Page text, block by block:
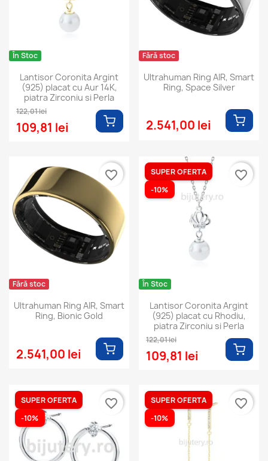
În Stoc
Lantisor Coronita Argint
(925) placat cu Aur 14K,
piatra Zirconiu si Perla
122,01 lei
109,81 lei
Fără stoc
Ultrahuman Ring AIR, Smart
Ring, Space Silver
2.541,00 lei
Fără stoc
Ultrahuman Ring AIR, Smart
Ring, Bionic Gold
2.541,00 lei
favorite_border
În Stoc
Lantisor Coronita Argint
(925) placat cu Rhodiu,
piatra Zirconiu si Perla
122,01 lei
109,81 lei
SUPER OFERTA
-10%
favorite_border
SUPER OFERTA
-10%
favorite_border
SUPER OFERTA
-10%
favorite_border